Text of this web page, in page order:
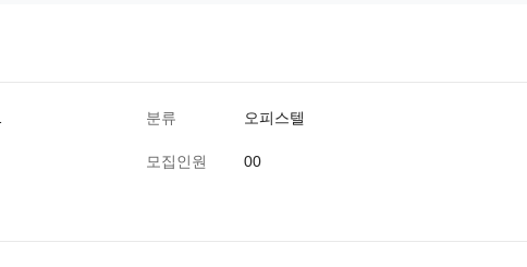
분류 오피스텔
모집인원 00